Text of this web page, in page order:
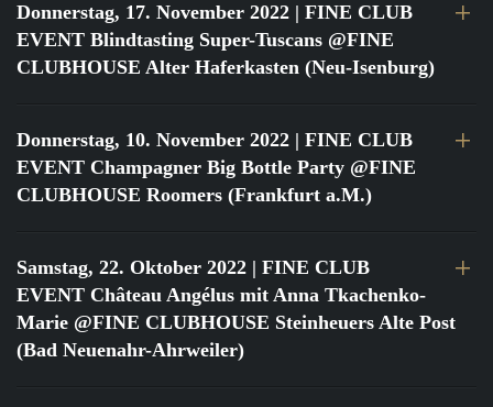
Donnerstag, 17. November 2022 | FINE CLUB
EVENT Blindtasting Super-Tuscans @FINE
CLUBHOUSE Alter Haferkasten (Neu-Isenburg)
Donnerstag, 10. November 2022 | FINE CLUB
EVENT Champagner Big Bottle Party @FINE
CLUBHOUSE Roomers (Frankfurt a.M.)
Samstag, 22. Oktober 2022 | FINE CLUB
EVENT Château Angélus mit Anna Tkachenko-
Marie @FINE CLUBHOUSE Steinheuers Alte Post
(Bad Neuenahr-Ahrweiler)